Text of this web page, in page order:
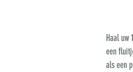
Haal uw
een
als een